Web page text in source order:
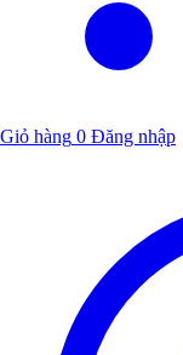
Giỏ hàng 0 Đăng nhập